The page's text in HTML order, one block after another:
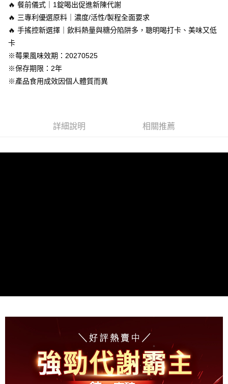
國家/地區配送(新馬專屬)
🔥 餐前儀式｜1錠喝出促進新陳代謝
🔥 三專利優選原料｜濃度/活性/製程全面要求
🔥 手搖控新選擇｜飲料熱量與糖分陷阱多，聰明喝打卡、美味又低
卡
※莓果風味效期：20270525
※保存期限：2年
※產品食用成效因個人體質而異
詳細說明 相關推薦